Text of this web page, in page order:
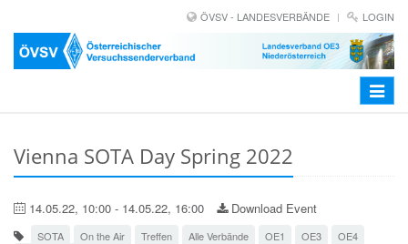
ÖVSV - LANDESVERBÄNDE LOGIN
Toggle
Vienna SOTA Day Spring 2022
14.05.22, 10:00 - 14.05.22, 16:00 Download Event
SOTA On the Air Treffen Alle Verbände OE1 OE3
OE4